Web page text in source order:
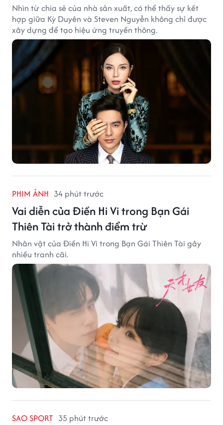
Nhìn từ chia sẻ của nhà sản xuất, có thể thấy sự kết
hợp giữa Kỳ Duyên và Steven Nguyễn không chỉ được
xây dựng để tạo hiệu ứng truyền thông.
PHIM ẢNH 34 phút trước
Vai diễn của Điền Hi Vi trong Bạn Gái
Thiên Tài trở thành điểm trừ
Nhân vật của Điền Hi Vi trong Bạn Gái Thiên Tài gây
nhiều tranh cãi.
SAO SPORT 35 phút trước